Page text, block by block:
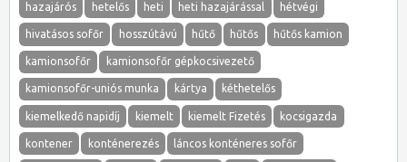
hazajárós hetelős heti heti hazajárással hétvégi
hivatásos sofőr hosszútávú hűtő hűtős hűtős kamion
kamionsofőr kamionsofőr gépkocsivezető
kamionsofőr-uniós munka kártya kéthetelős
kiemelkedő napidíj kiemelt kiemelt Fizetés kocsigazda
kontener konténerezés láncos konténeres sofőr